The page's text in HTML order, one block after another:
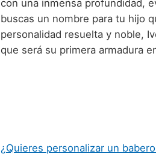
con una inmensa profundidad,
buscas un nombre para tu hijo
personalidad resuelta y noble,
que será su primera armadura
¿Quieres personalizar un